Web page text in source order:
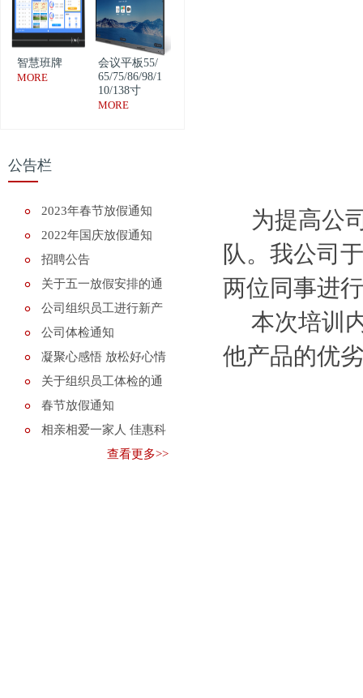
智慧班牌
MORE
会议平板55/
65/75/86/98/1
10/138寸
MORE
公告栏
2023年春节放假通知
2022年国庆放假通知
招聘公告
关于五一放假安排的通
知
公司组织员工进行新产
品知识培训
公司体检通知
凝聚心感悟 放松好心情
关于组织员工体检的通
知
春节放假通知
相亲相爱一家人 佳惠科
查看更多>>
为提高公
队。 我公司
两位同事进
本次培训
他产品的优